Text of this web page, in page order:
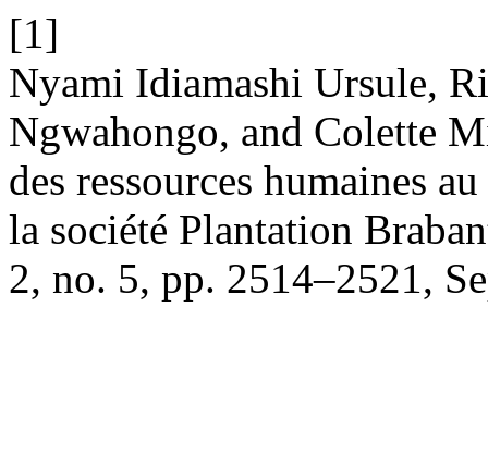
[1]
Nyami Idiamashi Ursule,
Ngwahongo, and Colette
des ressources humaines
la société Plantation
2, no. 5, pp. 2514–2521,